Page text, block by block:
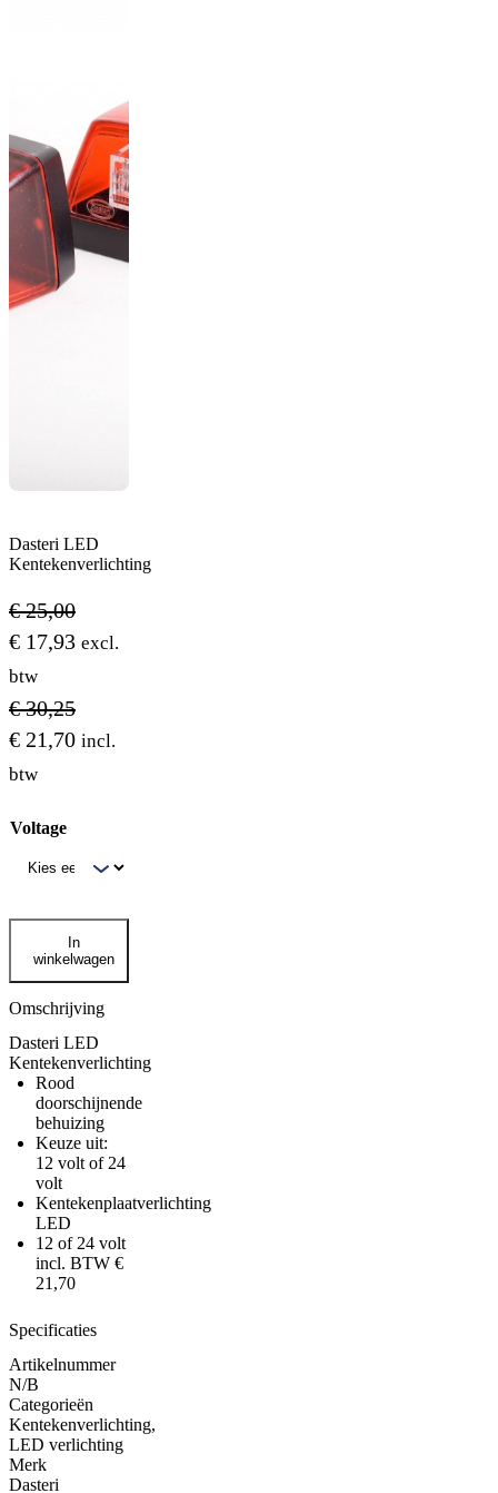
Dasteri LED
Kentekenverlichting
€25,00
€ 17,93 excl.
btw
€30,25
€ 21,70 incl.
btw
Voltage
Dasteri
Kentekenverlichting
aantal
In
winkelwagen
Omschrijving
Dasteri LED
Kentekenverlichting
Rood
doorschijnende
behuizing
Keuze uit:
12 volt of 24
volt
Kentekenplaatverlichting
LED
12 of 24 volt
incl. BTW €
21,70
Specificaties
Artikelnummer
N/B
Categorieën
Kentekenverlichting,
LED verlichting
Merk
Dasteri